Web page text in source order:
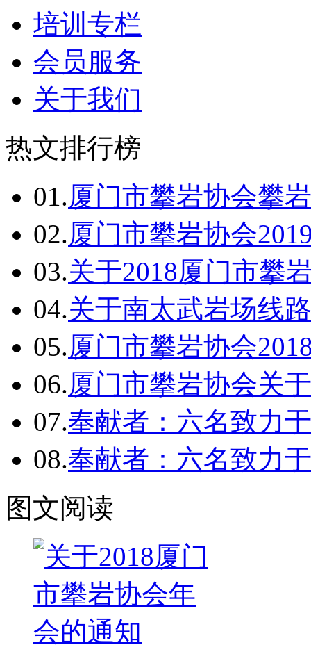
培训专栏
会员服务
关于我们
热文排行榜
01.厦门市攀岩协会攀
02.厦门市攀岩协会
03.关于2018厦门市攀
04.关于南太武岩场线
05.厦门市攀岩协会
06.厦门市攀岩协会关
07.奉献者：六名致力
08.奉献者：六名致力
图文阅读